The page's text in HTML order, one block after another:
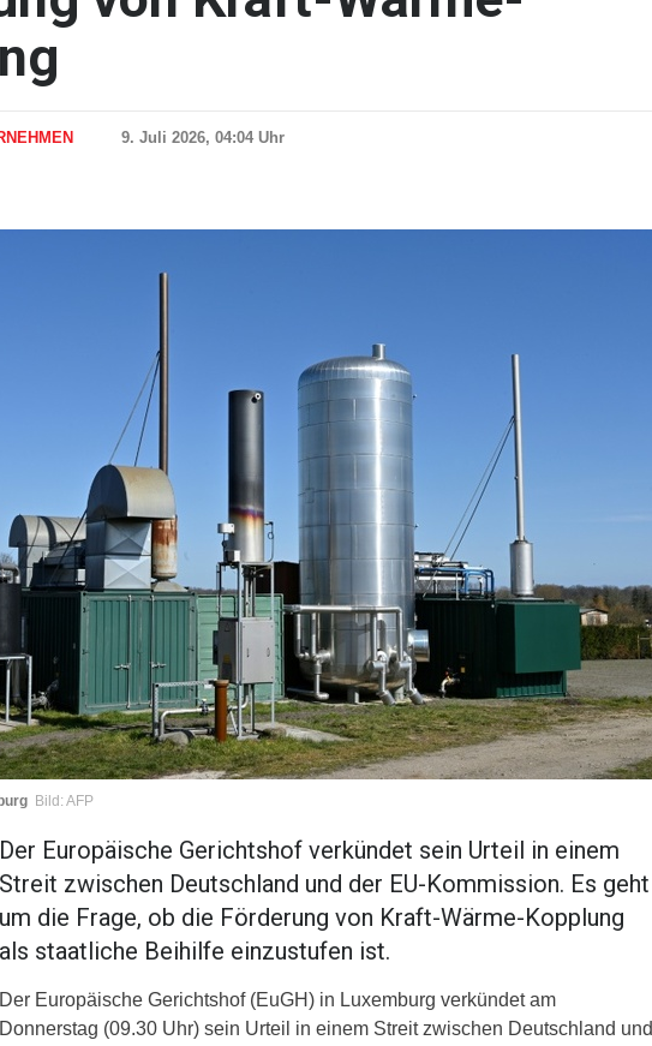
9. Juli 2026, 04:04 Uhr
Bild: AFP
Der Europäische Gerichtshof verkündet sein Urteil in einem
Streit zwischen Deutschland und der EU-Kommission. Es geht
um die Frage, ob die Förderung von Kraft-Wärme-Kopplung
als staatliche Beihilfe einzustufen ist.
Der Europäische Gerichtshof (EuGH) in Luxemburg verkündet am
Donnerstag (09.30 Uhr) sein Urteil in einem Streit zwischen Deutschland und